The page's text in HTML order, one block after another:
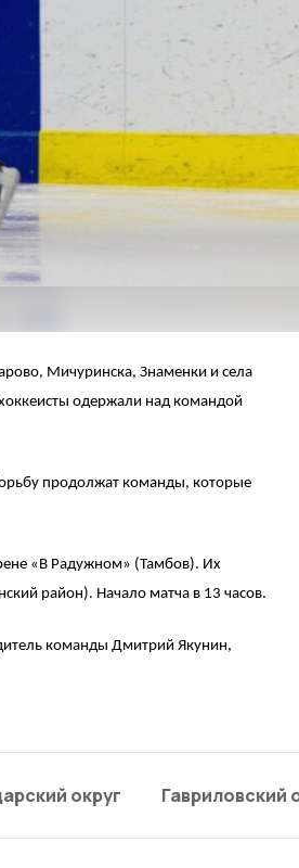
Мичуринска, Знаменки и села
одержали над командой
продолжат команды, которые
«В Радужном» (Тамбов). Их
район). Начало матча в 13 часов.
команды Дмитрий Якунин,
округ Гавриловский